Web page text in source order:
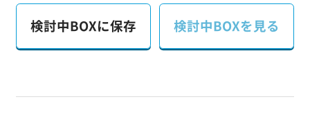
検討中BOXに保存 検討中BOXを見る